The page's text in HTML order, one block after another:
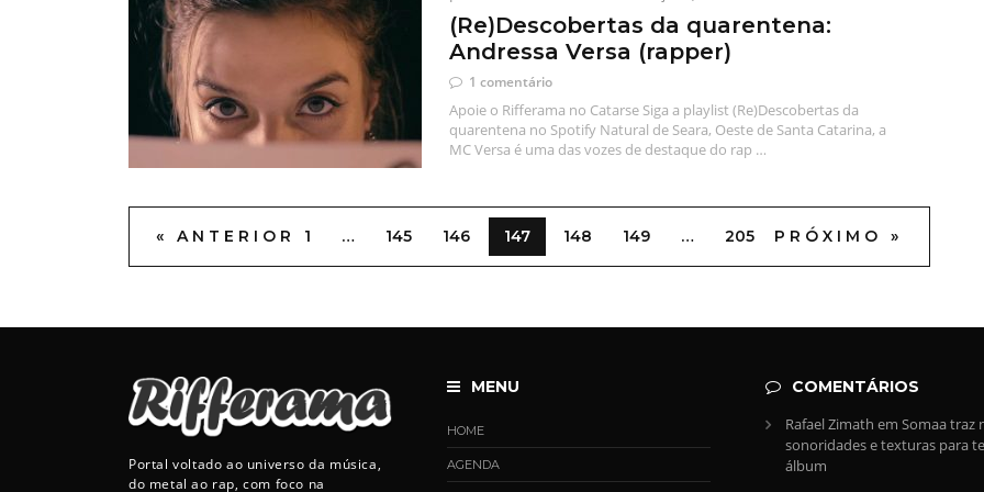
(Re)Descobertas da quarentena:
Andressa Versa (rapper)
1 comentário
Apoie o Rifferama no Catarse Siga a playlist (Re)Descobertas da
quarentena no Spotify Natural de Seara, Oeste de Santa Catarina, a
MC Versa é uma das vozes de destaque do rap …
« ANTERIOR 1 … 145 146 147 148 149 … 205 PRÓXIMO »
Portal voltado ao universo da música,
do metal ao rap, com foco na
MENU
HOME
AGENDA
COMENTÁRIOS
Rafael Zimath em Somaa traz
sonoridades e texturas para
álbum